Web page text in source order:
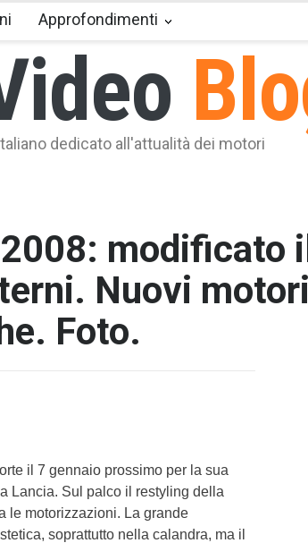
dedicato all'attualità dei motori
Approfondimenti
modificato
Nuovi
Foto.
il 7 gennaio prossimo per la sua
Lancia. Sul palco il restyling della
le motorizzazioni. La grande
soprattutto nella calandra, ma il